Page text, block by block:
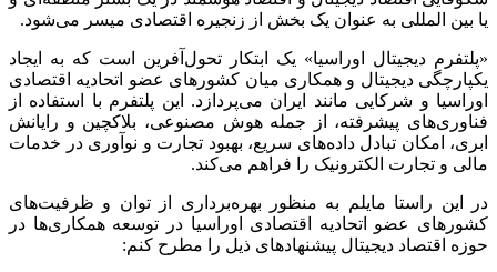
یا بین المللی به عنوان یک بخش از زنجیره اقتصادی میسر می‌شود.
«پلتفرم دیجیتال اوراسیا» یک ابتکار تحول‌آفرین است که به ایجاد
یکپارچگی دیجیتال و همکاری میان کشورهای عضو اتحادیه اقتصادی
اوراسیا و شرکایی مانند ایران می‌پردازد. این پلتفرم با استفاده از
فناوری‌های پیشرفته، از جمله هوش مصنوعی، بلاکچین و رایانش
ابری، امکان تبادل داده‌های سریع، بهبود تجارت و نوآوری در خدمات
مالی و تجارت الکترونیک را فراهم می‌کند.
در این راستا مایلم به منظور بهره‌برداری از توان و ظرفیت‌های
کشورهای عضو اتحادیه اقتصادی اوراسیا در توسعه همکاری‌ها در
حوزه اقتصاد دیجیتال پیشنهادهای ذیل را مطرح کنم: